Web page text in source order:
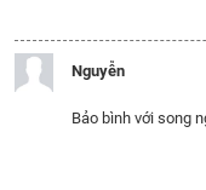
Nguyễn
Bảo bình với song